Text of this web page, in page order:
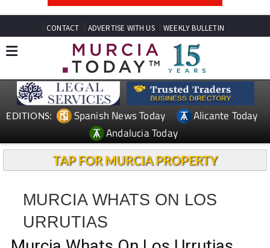
CONTACT ADVERTISE WITH US WEEKLY BULLETIN
EDITIONS: Spanish News Today
Alicante Today
Andalucia Today
TAP FOR MURCIA PROPERTY
MURCIA WHATS ON LOS
URRUTIAS